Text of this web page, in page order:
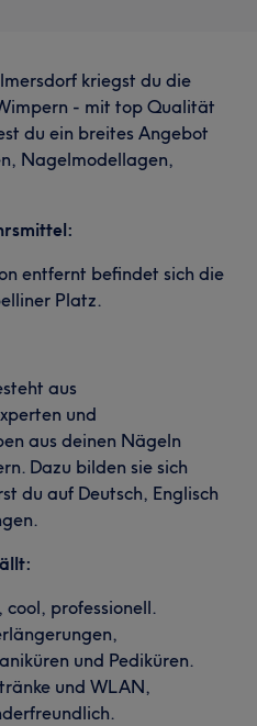
kriegst du die
- mit top Qualität
du ein breites Angebot
Nagelmodellagen,
entfernt befindet sich die
Platz.
aus
und
aus deinen Nägeln
Dazu bilden sie sich
du auf Deutsch, Englisch
professionell.
und Pediküren.
und WLAN,